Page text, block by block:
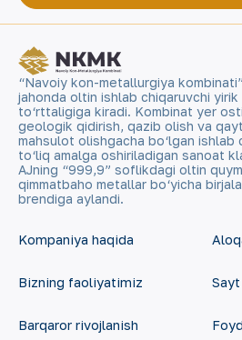
“Navoiy kon-metallurgiya
jahonda oltin ishlab chiqaruvchi yirik
to‘rttaligiga kiradi. Kombinat yer
geologik qidirish, qazib olish va
mahsulot olishgacha bo‘lgan ishlab
to‘liq amalga oshiriladigan sanoat
AJning “999,9” soflikdagi oltin
qimmatbaho metallar bo‘yicha
brendiga aylandi.
Kompaniya haqida
Bizning faoliyatimiz
Barqaror rivojlanish